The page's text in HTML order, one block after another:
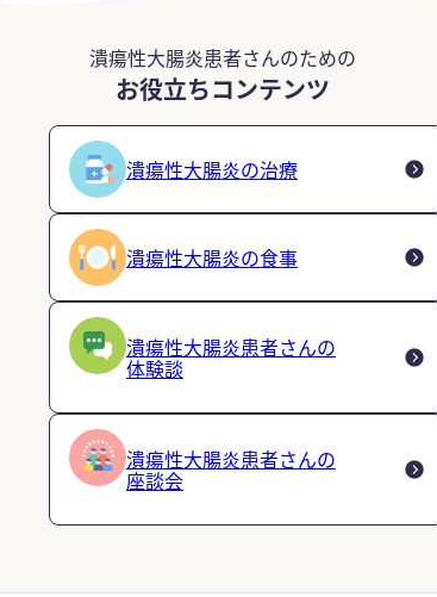
潰瘍性大腸炎患者さんのための
お役立ちコンテンツ
潰瘍性大腸炎の治療
潰瘍性大腸炎の食事
潰瘍性大腸炎患者さんの
体験談
潰瘍性大腸炎患者さんの
座談会